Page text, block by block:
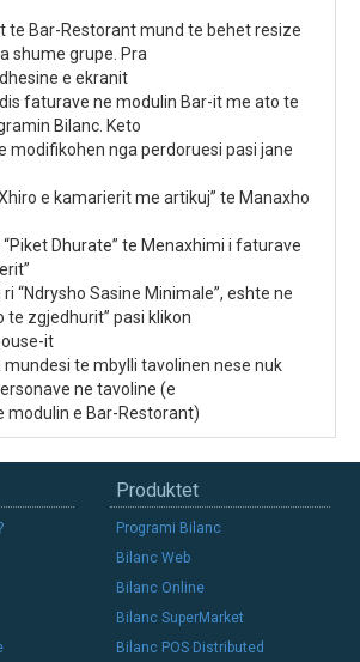
te Bar-Restorant mund te behet resize
shume grupe. Pra
e ekranit
faturave ne modulin Bar-it me ato te
Bilanc. Keto
modifikohen nga perdoruesi pasi jane
e kamarierit me artikuj” te Manaxho
Dhurate” te Menaxhimi i faturave
“Ndrysho Sasine Minimale”, eshte ne
te zgjedhurit” pasi klikon
it
mundesi te mbylli tavolinen nese nuk
ne tavoline (e
modulin e Bar-Restorant)
Produktet
Programi Bilanc
Bilanc Web
Bilanc Online
Bilanc SuperMarket
Bilanc POS Distributed